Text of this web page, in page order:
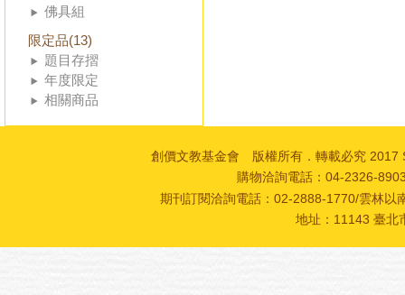
佛具組
限定品(13)
題目存摺
年度限定
相關商品
創價文教基金會 版權所有．轉載必究 2017
購物洽詢電話：04-2326-
期刊訂閱洽詢電話：02-2888-1770/雲林
地址：11143 臺北